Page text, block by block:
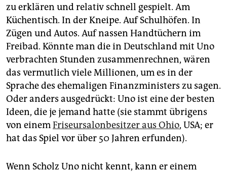
zu erklären und relativ schnell gespielt. Am
Küchentisch. In der Kneipe. Auf Schulhöfen. In
Zügen und Autos. Auf nassen Handtüchern im
Freibad. Könnte man die in Deutschland mit Uno
verbrachten Stunden zusammenrechnen, wären
das vermutlich viele Millionen, um es in der
Sprache des ehemaligen Finanzministers zu sagen.
Oder anders ausgedrückt: Uno ist eine der besten
Ideen, die je jemand hatte (sie stammt übrigens
von einemFriseursalonbesitzer aus Ohio, USA; er
hat das Spiel vor über 50 Jahren erfunden).
Wenn Scholz Uno nicht kennt, kann er einem